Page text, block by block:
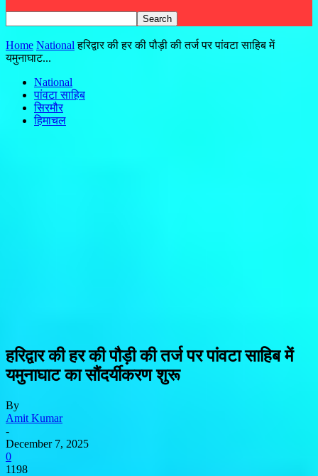
Home National हरिद्वार की हर की पौड़ी की तर्ज पर पांवटा साहिब में
यमुनाघाट...
National
पांवटा साहिब
सिरमौर
हिमाचल
हरिद्वार की हर की पौड़ी की तर्ज पर पांवटा साहिब में
यमुनाघाट का सौंदर्यीकरण शुरू
By
Amit Kumar
-
December 7, 2025
0
1198